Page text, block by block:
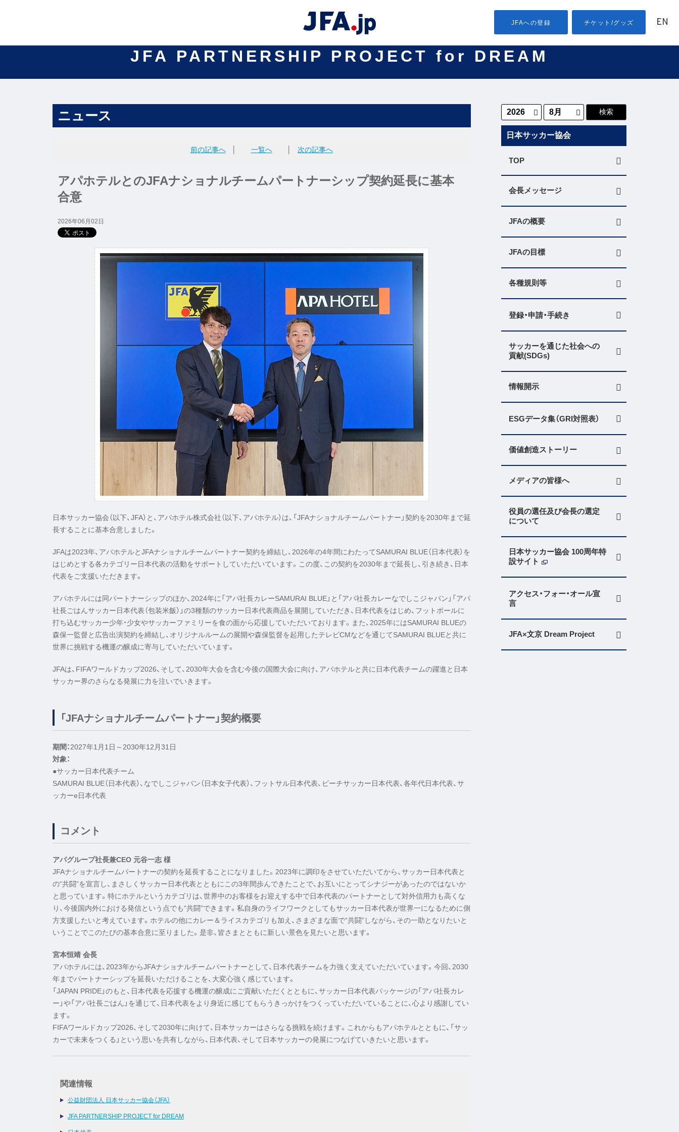
JFAへの登録 チケット/グッズ EN
JFA PARTNERSHIP PROJECT for DREAM
ニュース
前の記事へ│ 一覧へ 次の記事へ
アパホテルとのJFAナショナルチームパートナーシップ契約延長に基本
合意
2026年06月02日
日本サッカー協会（以下、JFA）と、アパホテル株式会社（以下、アパホテル）は、「JFAナショナルチームパートナー」契約を2030年まで延
長することに基本合意しました。
JFAは2023年、アパホテルとJFAナショナルチームパートナー契約を締結し、2026年の4年間にわたってSAMURAI BLUE（日本代表）を
はじめとする各カテゴリー日本代表の活動をサポートしていただいています。この度、この契約を2030年まで延長し、引き続き、日本
代表をご支援いただきます。
アパホテルには同パートナーシップのほか、2024年に「アパ社長カレーSAMURAI BLUE」と「アパ社長カレーなでしこジャパン」「アパ
社長ごはんサッカー日本代表（包装米飯）」の3種類のサッカー日本代表商品を展開していただき、日本代表をはじめ、フットボールに
打ち込むサッカー少年・少女やサッカーファミリーを食の面から応援していただいております。また、2025年にはSAMURAI BLUEの
森保一監督と広告出演契約を締結し、オリジナルルームの展開や森保監督を起用したテレビCMなどを通じてSAMURAI BLUEと共に
世界に挑戦する機運の醸成に寄与していただいています。
JFAは、FIFAワールドカップ2026、そして、2030年大会を含む今後の国際大会に向け、アパホテルと共に日本代表チームの躍進と日本
サッカー界のさらなる発展に力を注いでいきます。
「JFAナショナルチームパートナー」契約概要
期間：2027年1月1日～2030年12月31日
対象：
●サッカー日本代表チーム
SAMURAI BLUE（日本代表）、なでしこジャパン（日本女子代表）、フットサル日本代表、ビーチサッカー日本代表、各年代日本代表、サ
ッカーe日本代表
コメント
アパグループ社長兼CEO 元谷一志 様
JFAナショナルチームパートナーの契約を延長することになりました。2023年に調印をさせていただいてから、サッカー日本代表と
の“共闘”を宣言し、まさしくサッカー日本代表とともにこの3年間歩んできたことで、お互いにとってシナジーがあったのではないか
と思っています。特にホテルというカテゴリは、世界中のお客様をお迎えする中で日本代表のパートナーとして対外信用力も高くな
り、今後国内外における発信という点でも“共闘”できます。私自身のライフワークとしてもサッカー日本代表が世界一になるために側
方支援したいと考えています。ホテルの他にカレー＆ライスカテゴリも加え、さまざまな面で“共闘”しながら、その一助となりたいと
いうことでこのたびの基本合意に至りました。是非、皆さまとともに新しい景色を見たいと思います。
宮本恒靖 会長
アパホテルには、2023年からJFAナショナルチームパートナーとして、日本代表チームを力強く支えていただいています。今回、2030
年までパートナーシップを延長いただけることを、大変心強く感じています。
「JAPAN PRIDE」のもと、日本代表を応援する機運の醸成にご貢献いただくとともに、サッカー日本代表パッケージの「アパ社長カレ
ー」や「アパ社長ごはん」を通じて、日本代表をより身近に感じてもらうきっかけをつくっていただいていることに、心より感謝してい
ます。
FIFAワールドカップ2026、そして2030年に向けて、日本サッカーはさらなる挑戦を続けます。これからもアパホテルとともに、「サッ
カーで未来をつくる」という思いを共有しながら、日本代表、そして日本サッカーの発展につなげていきたいと思います。
関連情報
公益財団法人 日本サッカー協会（JFA）
JFA PARTNERSHIP PROJECT for DREAM
日本サッカー協会
TOP
会長メッセージ
JFAの概要
JFAの目標
各種規則等
登録・申請・手続き
サッカーを通じた社会への
貢献(SDGs)
情報開示
ESGデータ集（GRI対照表）
価値創造ストーリー
メディアの皆様へ
役員の選任及び会長の選定
について
日本サッカー協会 100周年特
設サイト
アクセス・フォー・オール宣
言
JFA×文京 Dream Project